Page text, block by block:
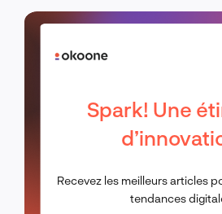
Spark! Une
Recevez les meilleurs articles
tendances